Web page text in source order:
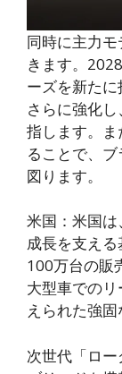
同時に主力
きます。
ーズを新た
さらに強化
指します。
ることで、
図ります。
米国：米国
成長を支え
100万台の販
大型車での
えられた強固
次世代「ロー